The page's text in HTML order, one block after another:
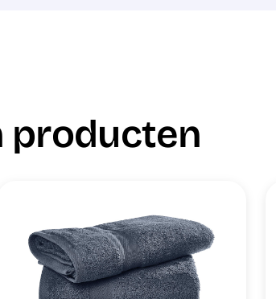
producten